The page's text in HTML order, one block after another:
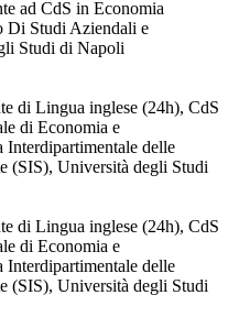
ad CdS in Economia
Di Studi Aziendali e
Studi di Napoli
di Lingua inglese (24h), CdS
di Economia e
delle
(SIS), Università degli Studi
di Lingua inglese (24h), CdS
di Economia e
delle
(SIS), Università degli Studi